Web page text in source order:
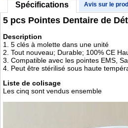
Spécifications Avis sur le
5 pcs Pointes Dentaire de
Description
1. 5 clés à molette dans une unité
2. Tout nouveau; Durable; 100% CE
3. Compatible avec les pointes EMS,
4. Peut être stérilisé sous haute
Liste de colisage
Les cinq sont vendus ensemble